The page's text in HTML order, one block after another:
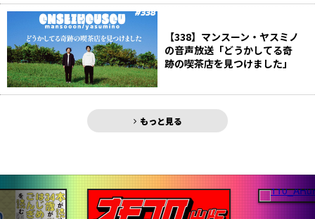
【338】マンスーン・ヤスミノ
の音声放送「どうかしてる奇
跡の喫茶店を見つけました」
もっと見る